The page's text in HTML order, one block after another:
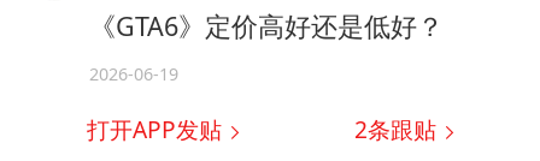
《GTA6》定价高好还是低好？
2026-06-19
打开APP发贴 2条跟贴